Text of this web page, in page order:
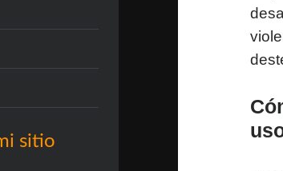
sitio